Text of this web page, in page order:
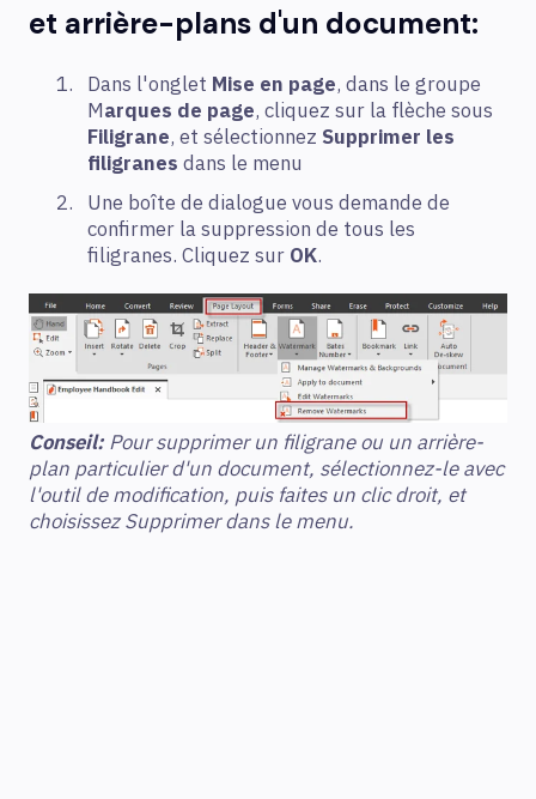
et arrière-plans d'un document:
Dans l'onglet Mise en page, dans le groupe
Marques de page, cliquez sur la flèche sous
Filigrane, et sélectionnez Supprimer les
filigranes dans le menu
Une boîte de dialogue vous demande de
confirmer la suppression de tous les
filigranes. Cliquez sur OK.
Conseil: Pour supprimer un filigrane ou un arrière-
plan particulier d'un document, sélectionnez-le avec
l'outil de modification, puis faites un clic droit, et
choisissez Supprimer dans le menu.